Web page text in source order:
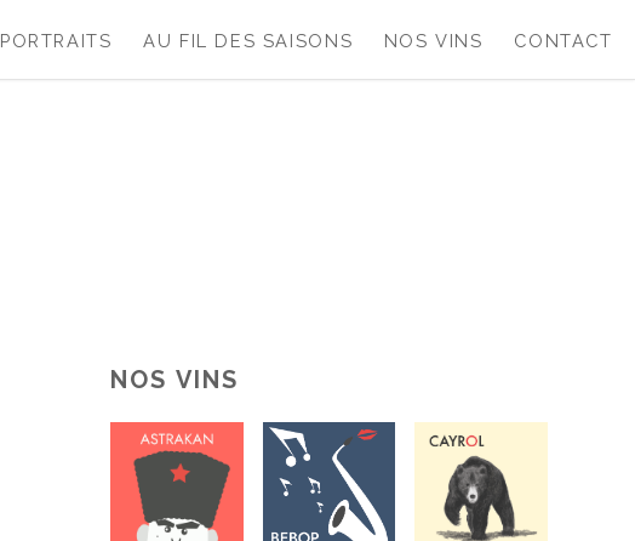
PORTRAITS AU FIL DES SAISONS NOS VINS CONTACT
NOS VINS